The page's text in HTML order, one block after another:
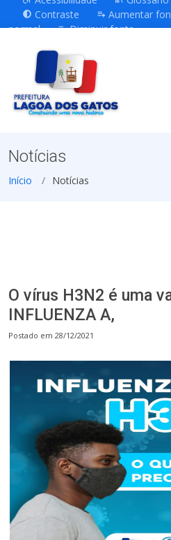
Contraste
Aumentar
normal
Diminuir fonte
Notícias
Início Notícias
O vírus H3N2 é uma
INFLUENZA A,
Postado em 28/12/2021